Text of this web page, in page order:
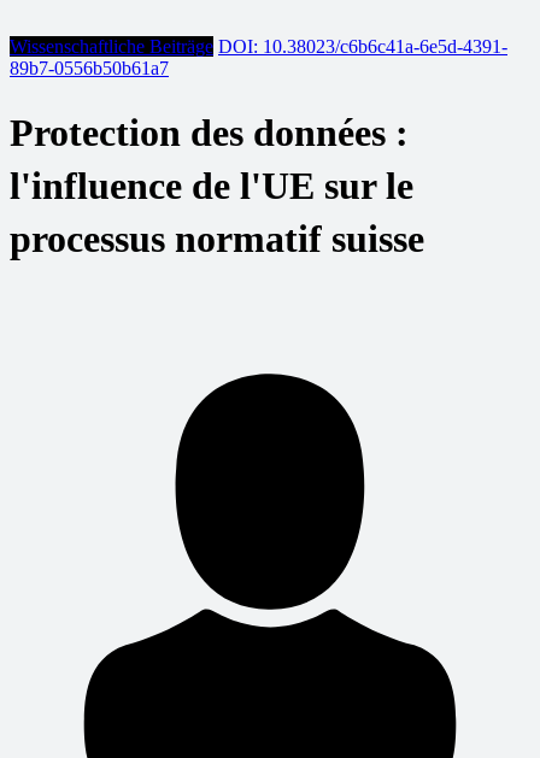
Wissenschaftliche Beiträge DOI: 10.38023/c6b6c41a-6e5d-4391-
89b7-0556b50b61a7
Protection des données :
l'influence de l'UE sur le
processus normatif suisse